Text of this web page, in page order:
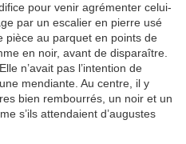
pour venir agrémenter celui-
par un escalier en pierre usé
pièce au parquet en points de
en noir, avant de disparaître.
n’avait pas l’intention de
mendiante. Au centre, il y
bien rembourrés, un noir et un
s’ils attendaient d’augustes